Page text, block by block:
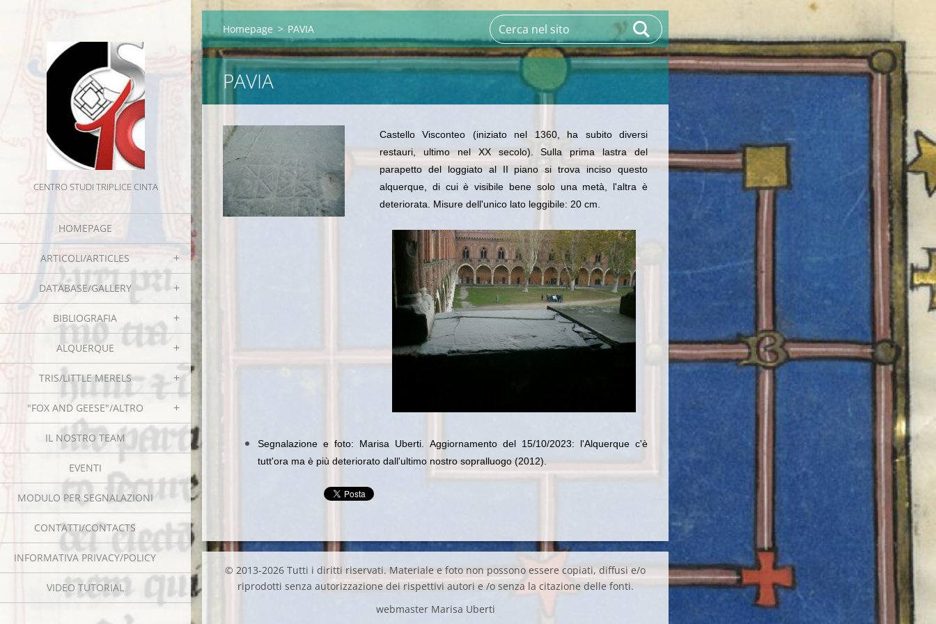
CENTRO STUDI TRIPLICE CINTA
HOMEPAGE
ARTICOLI/ARTICLES
DATABASE/GALLERY
BIBLIOGRAFIA
ALQUERQUE
TRIS/LITTLE MERELS
"FOX AND GEESE"/ALTRO
IL NOSTRO TEAM
EVENTI
MODULO PER SEGNALAZIONI
CONTATTI/CONTACTS
INFORMATIVA PRIVACY/POLICY
VIDEO TUTORIAL
Homepage > PAVIA
PAVIA
Castello Visconteo (iniziato nel 1360, ha subito diversi
restauri, ultimo nel XX secolo). Sulla prima lastra del
parapetto del loggiato al II piano si trova inciso questo
alquerque, di cui è visibile bene solo una metà, l'altra è
deteriorata. Misure dell'unico lato leggibile: 20 cm.
Segnalazione e foto: Marisa Uberti. Aggiornamento del 15/10/2023: l'Alquerque c'è
tutt'ora ma è più deteriorato dall'ultimo nostro sopralluogo (2012).
© 2013-2026 Tutti i diritti riservati. Materiale e foto non possono essere copiati, diffusi e/o
riprodotti senza autorizzazione dei rispettivi autori e /o senza la citazione delle fonti.
webmaster Marisa Uberti